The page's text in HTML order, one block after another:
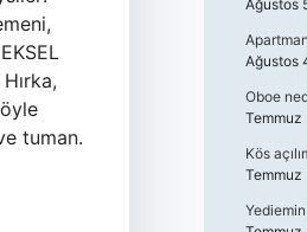
tuman.
Ağustos
Ağustos
Oboe
Temmuz
Kös
Temmuz